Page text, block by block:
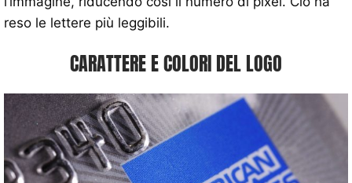
reso le lettere più leggibili.
CARATTERE E COLORI DEL LOGO